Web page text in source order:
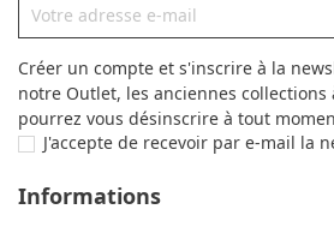
Créer un compte et s'inscrire à la
notre Outlet, les anciennes collections
pourrez vous désinscrire à tout
J'accepte de recevoir par e-mail la
Informations